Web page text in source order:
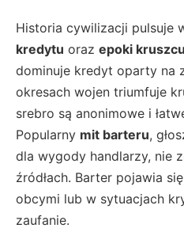
Historia cywilizacji pulsuje
kredytu oraz epoki kruszcu
dominuje kredyt oparty na
okresach wojen triumfuje
srebro są anonimowe i
Popularny mit barteru,
dla wygody handlarzy, nie
źródłach. Barter pojawia
obcymi lub w sytuacjach
zaufanie.